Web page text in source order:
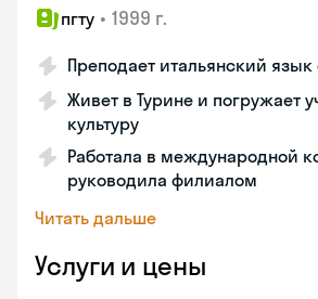
пгту • 1999 г.
Преподает итальянский язык
Живет в Турине и погружает
культуру
Работала в международной
руководила филиалом
Читать дальше
Услуги и цены